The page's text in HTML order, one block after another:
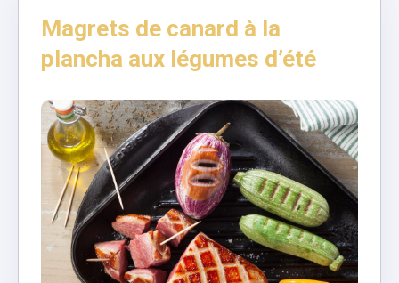
Magrets de canard à la
plancha aux légumes d’été